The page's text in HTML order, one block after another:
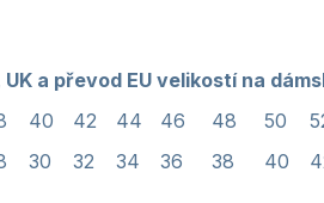
a převod EU velikostí na
40 42 44 46 48 50
30 32 34 36 38 40